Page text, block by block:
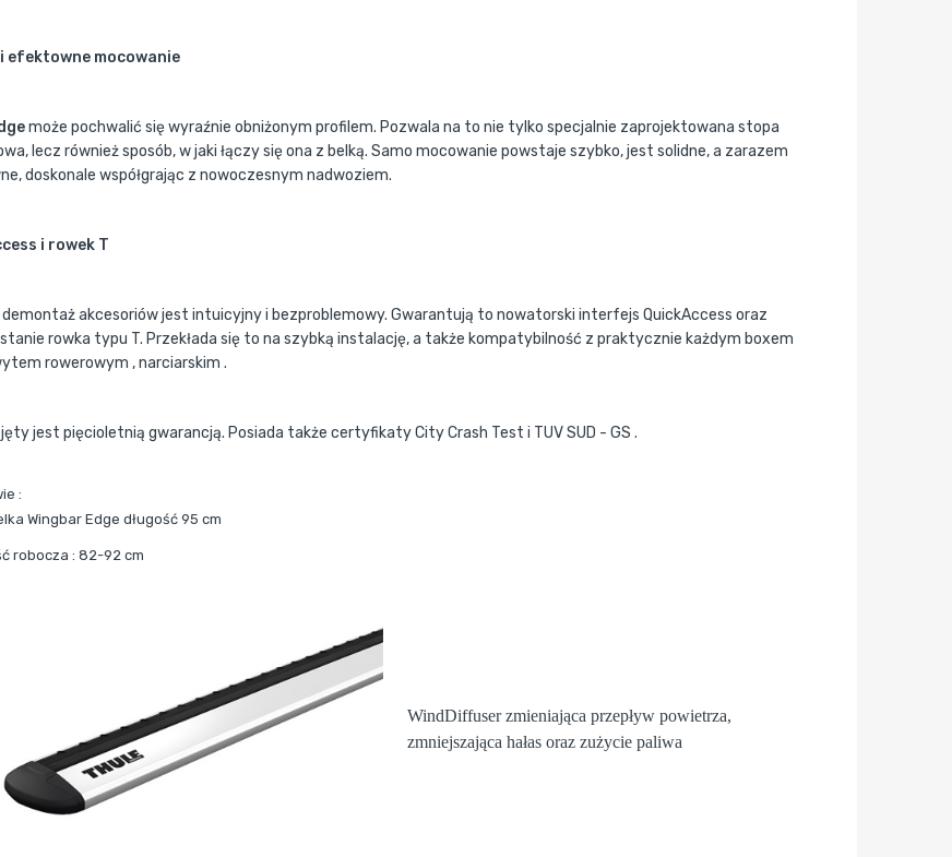
efektowne mocowanie
może pochwalić się wyraźnie obniżonym profilem. Pozwala na to nie tylko specjalnie zaprojektowana stopa
lecz również sposób, w jaki łączy się ona z belką. Samo mocowanie powstaje szybko, jest solidne, a zarazem
doskonale współgrając z nowoczesnym nadwoziem.
i rowek T
demontaż akcesoriów jest intuicyjny i bezproblemowy. Gwarantują to nowatorski interfejs QuickAccess oraz
rowka typu T. Przekłada się to na szybką instalację, a także kompatybilność z praktycznie każdym boxem
rowerowym , narciarskim .
jest pięcioletnią gwarancją. Posiada także certyfikaty City Crash Test i TUV SUD - GS .
:
Wingbar Edge długość 95 cm
robocza : 82-92 cm
WindDiffuserzmieniająca przepływ powietrza,
zmniejszająca hałas oraz zużycie paliwa